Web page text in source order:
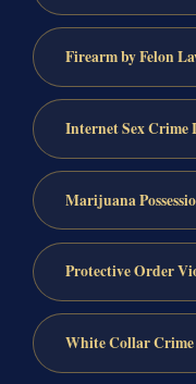
Firearm by Felon
Internet Sex Crime
Marijuana
Protective Order
White Collar Crime